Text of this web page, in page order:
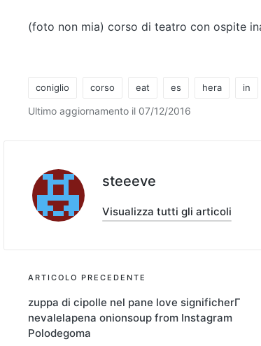
(foto non mia) corso di teatro con ospite
coniglio corso eat es hera in
Ultimo aggiornamento il 07/12/2016
steeeve
Visualizza tutti gli articoli
Navigazione
articoli
ARTICOLO PRECEDENTE
zuppa di cipolle nel pane love significherΓ
nevalelapena onionsoup from Instagram
Polodegoma